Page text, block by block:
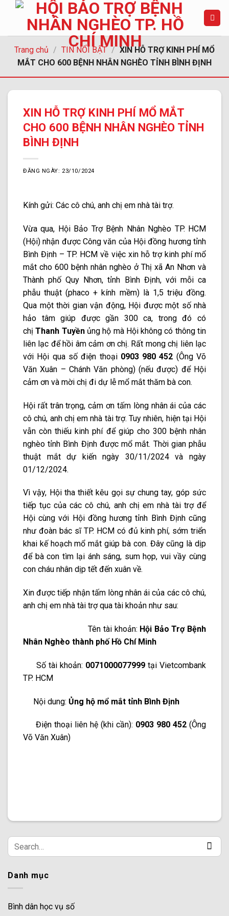
Chuyển
dung
Trang chủ / TIN NỔI BẬT / XIN HỖ TRỢ KINH PHÍ MỔ
MẮT CHO 600 BỆNH NHÂN NGHÈO TỈNH BÌNH ĐỊNH
XIN HỖ TRỢ KINH PHÍ MỔ MẮT
CHO 600 BỆNH NHÂN NGHÈO TỈNH
BÌNH ĐỊNH
ĐĂNG NGÀY: 23/10/2024
Kính gửi: Các cô chú, anh chị em nhà tài trợ.
Vừa qua, Hội Bảo Trợ Bệnh Nhân Nghèo TP. HCM
(Hội) nhận được Công văn của Hội đồng hương tỉnh
Bình Định – TP. HCM về việc xin hỗ trợ kinh phí mổ
mắt cho 600 bệnh nhân nghèo ở Thị xã An Nhơn và
Thành phố Quy Nhơn, tỉnh Bình Định, với mỗi ca
phẫu thuật (phaco + kính mềm) là 1,5 triệu đồng.
Qua một thời gian vận động, Hội được một số nhà
hảo tâm giúp được gần 300 ca, trong đó có
chịThanh Tuyềnủng hộ mà Hội không có thông tin
liên lạc để hồi âm cảm ơn chị. Rất mong chị liên lạc
với Hội qua số điện thoại 0903 980 452 (Ông Võ
Văn Xuân – Chánh Văn phòng) (nếu được) để Hội
cảm ơn và mời chị đi dự lễ mổ mắt thăm bà con.
Hội rất trân trọng, cảm ơn tấm lòng nhân ái của các
cô chú, anh chị em nhà tài trợ. Tuy nhiên, hiện tại Hội
vẫn còn thiếu kinh phí để giúp cho 300 bệnh nhân
nghèo tỉnh Bình Định được mổ mắt. Thời gian phẫu
thuật mắt dự kiến ngày 30/11/2024 và ngày
01/12/2024.
Vì vậy, Hội tha thiết kêu gọi sự chung tay, góp sức
tiếp tục của các cô chú, anh chị em nhà tài trợ để
Hội cùng với Hội đồng hương tỉnh Bình Định cũng
như đoàn bác sĩ TP. HCM có đủ kinh phí, sớm triển
khai kế hoạch mổ mắt giúp bà con. Đây cũng là dịp
để bà con tìm lại ánh sáng, sum họp, vui vầy cùng
con cháu nhân dịp tết đến xuân về.
Xin được tiếp nhận tấm lòng nhân ái của các cô chú,
anh chị em nhà tài trợ qua tài khoản như sau:
Tên tài khoản: Hội Bảo Trợ Bệnh
Nhân Nghèo thành phố Hồ Chí Minh
Số tài khoản: 0071000077999 tại Vietcombank
TP. HCM
Nội dung: Ủng hộ mổ mắt tỉnh Bình Định
Điện thoại liên hệ (khi cần): 0903 980 452 (Ông
Võ Văn Xuân)
Danh mục
Bình dân học vụ số